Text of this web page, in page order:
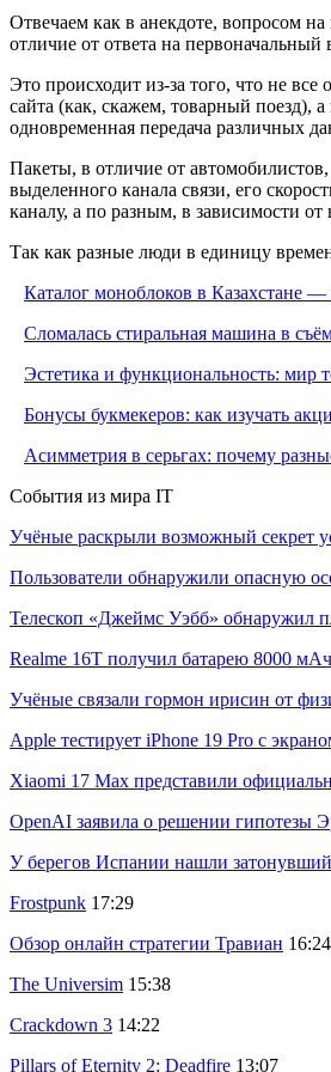
Отвечаем как в анекдоте, вопросом
отличие от ответа на первоначальный
Это происходит из-за того, что не
сайта (как, скажем, товарный поезд),
одновременная передача различных
Пакеты, в отличие от
выделенного канала связи, его
каналу, а по разным, в зависимости
Так как разные люди в единицу
Каталог моноблоков в Казахстане
Сломалась стиральная машина в
Эстетика и функциональность: мир
Бонусы букмекеров: как изучать
Асимметрия в серьгах: почему
События из мира IT
Учёные раскрыли возможный секрет
Пользователи обнаружили опасную
Телескоп «Джеймс Уэбб» обнаружил
Realme 16T получил батарею 8000
Учёные связали гормон ирисин от
Apple тестирует iPhone 19 Pro с
Xiaomi 17 Max представили
OpenAI заявила о решении
У берегов Испании нашли
Frostpunk 17:29
Обзор онлайн стратегии Травиан 16:24
The Universim 15:38
Crackdown 3 14:22
Pillars of Eternity 2: Deadfire 13:07